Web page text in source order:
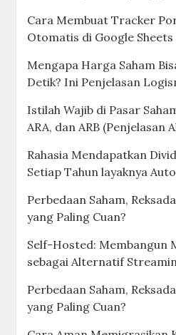
Cara Membuat Tracker
Otomatis di Google Sheets
Mengapa Harga Saham
Detik? Ini Penjelasan
Istilah Wajib di Pasar
ARA, dan ARB (Penjelasan
Rahasia Mendapatkan
Setiap Tahun layaknya
Perbedaan Saham,
yang Paling Cuan?
Self-Hosted: Membangun
sebagai Alternatif
Perbedaan Saham,
yang Paling Cuan?